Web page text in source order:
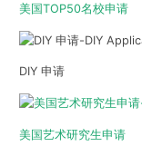
美国TOP50名校申请
DIY 申请
美国艺术研究生申请